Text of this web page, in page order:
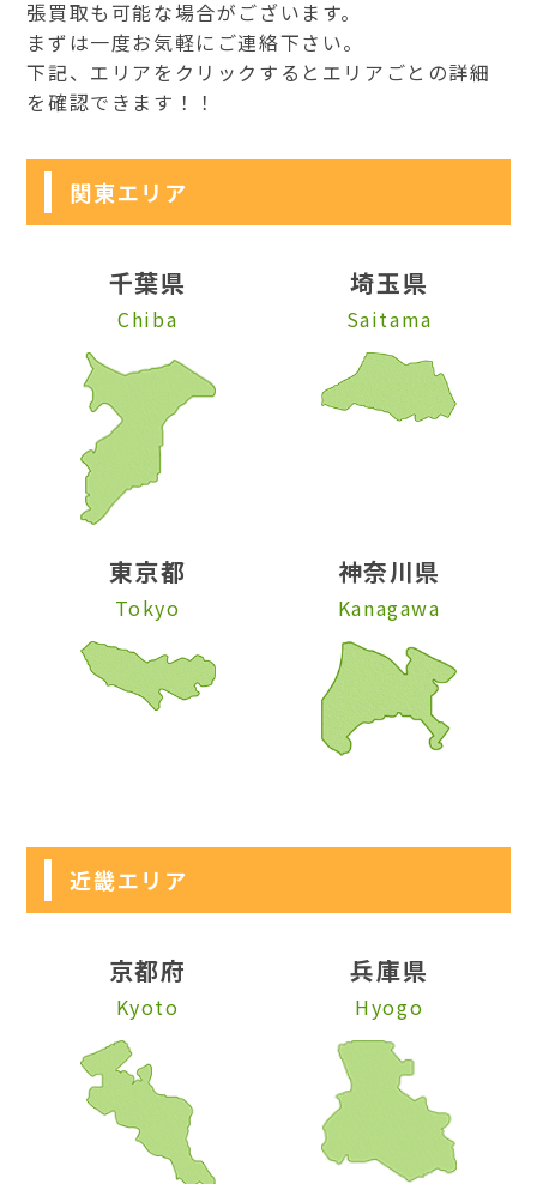
張買取も可能な場合がございます。
まずは一度お気軽にご連絡下さい。
下記、エリアをクリックするとエリアごとの詳細
を確認できます！！
関東エリア
千葉県
Chiba
埼玉県
Saitama
東京都
Tokyo
神奈川県
Kanagawa
近畿エリア
京都府
Kyoto
兵庫県
Hyogo